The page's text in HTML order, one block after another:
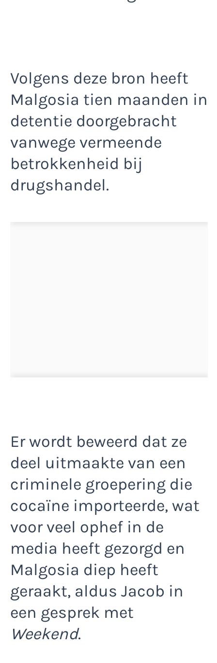
Volgens deze bron heeft
Malgosia tien maanden in
detentie doorgebracht
vanwege vermeende
betrokkenheid bij
drugshandel.
Er wordt beweerd dat ze
deel uitmaakte van een
criminele groepering die
cocaïne importeerde, wat
voor veel ophef in de
media heeft gezorgd en
Malgosia diep heeft
geraakt, aldus Jacob in
een gesprek met
Weekend.